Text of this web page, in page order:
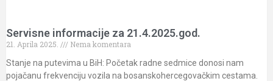
Servisne informacije za 21.4.2025.god.
21. Aprila 2025.
Nema komentara
Stanje na putevima u BiH: Početak radne sedmice donosi nam
pojačanu frekvenciju vozila na bosanskohercegovačkim cestama.